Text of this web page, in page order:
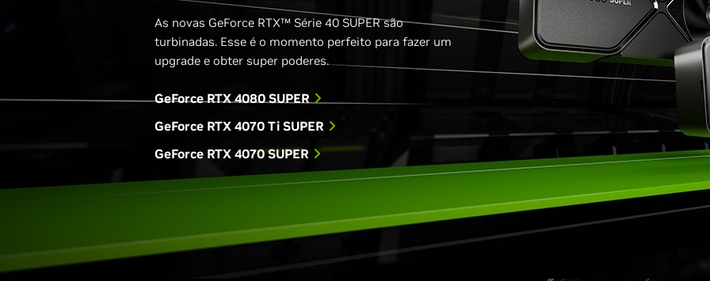
As novas GeForce RTX™ Série 40 SUPER são
turbinadas. Esse é o momento perfeito para fazer um
upgrade e obter super poderes.
GeForce RTX 4080 SUPER
GeForce RTX 4070 Ti SUPER
GeForce RTX 4070 SUPER